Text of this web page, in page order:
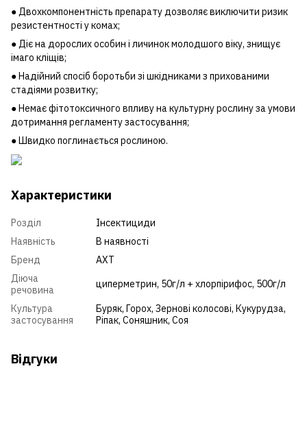
● Двохкомпонентність препарату дозволяє виключити ризик
резистентності у комах;
● Діє на дорослих особин і личинок молодшого віку, знищує
імаго кліщів;
● Надійний спосіб боротьби зі шкідниками з прихованими
стадіями розвитку;
● Немає фітотоксичного впливу на культурну рослину за умови
дотримання регламенту застосування;
● Швидко поглинається рослиною.
Характеристики
Розділ
Інсектициди
Наявність
В наявності
Бренд
АХТ
Діюча
речовина
циперметрин, 50г/л + хлорпірифос, 500г/л
Культура
застосування
Буряк, Горох, Зернові колосові, Кукурудза,
Ріпак, Соняшник, Соя
Відгуки